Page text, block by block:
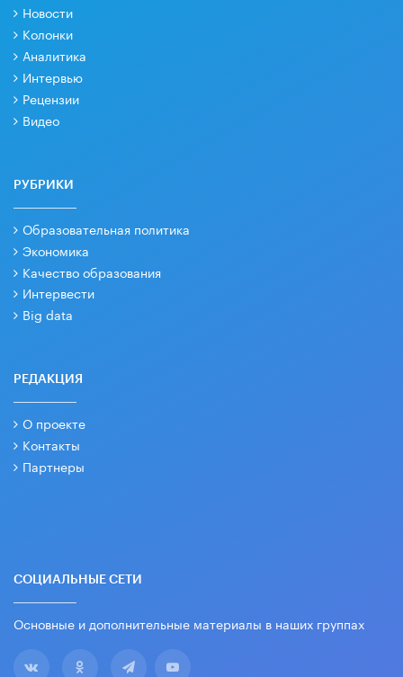
Новости
Колонки
Аналитика
Интервью
Рецензии
Видео
РУБРИКИ
Образовательная политика
Экономика
Качество образования
Интервести
Big data
РЕДАКЦИЯ
О проекте
Контакты
Партнеры
СОЦИАЛЬНЫЕ СЕТИ
Основные и дополнительные материалы в наших группах